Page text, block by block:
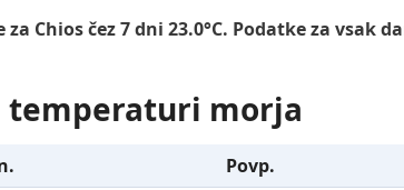
Chios čez 7 dni 23.0°C. Podatke za vsak
temperaturi morja
Povp.